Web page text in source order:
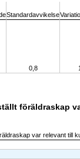
Standardavvikelse
0,8
föräldraskap
var relevant till